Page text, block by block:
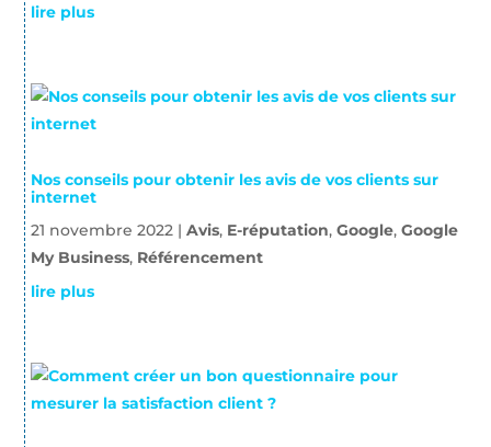
lire plus
Nos conseils pour obtenir les avis de vos clients sur
internet
21 novembre 2022| Avis, E-réputation, Google, Google
My Business, Référencement
lire plus